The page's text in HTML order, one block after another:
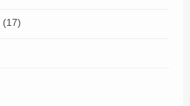
(17)